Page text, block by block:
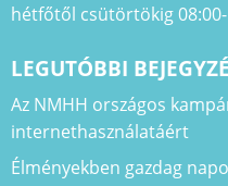
hétfőtől csütörtökig
LEGUTÓBBI
Az NMHH országos
internethasználatáért
Élményekben gazdag